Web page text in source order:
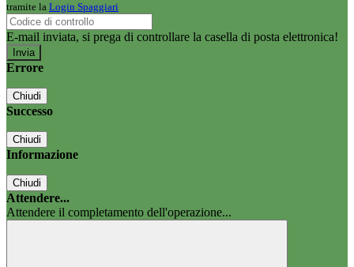
tramite la Login Spaggiari
E-mail inviata, si prega di controllare la casella di posta elettronica!
Errore
Chiudi
Successo
Chiudi
Informazione
Chiudi
Attendere...
Attendere il completamento dell'operazione...